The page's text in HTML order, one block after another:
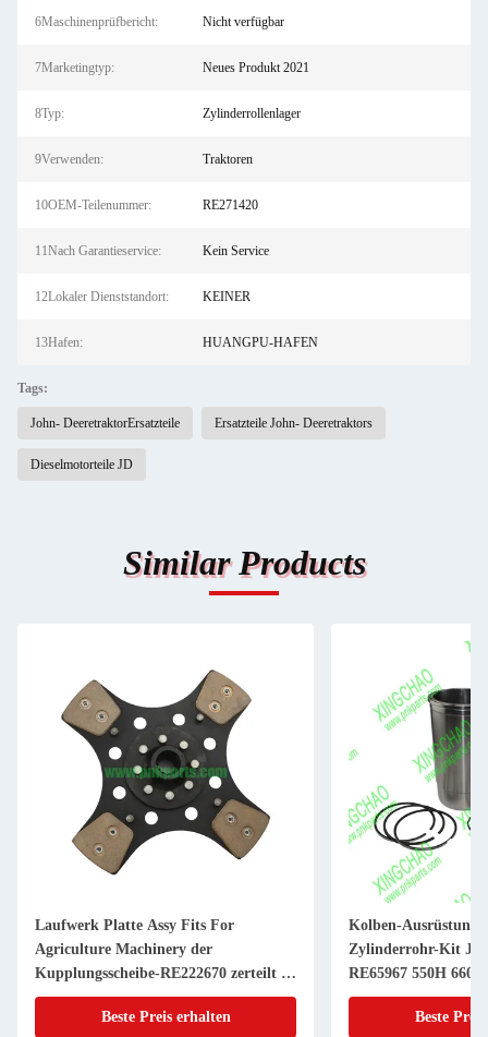
6Maschinenprüfbericht: Nicht verfügbar
7Marketingtyp: Neues Produkt 2021
8Typ: Zylinderrollenlager
9Verwenden: Traktoren
10OEM-Teilenummer: RE271420
11Nach Garantieservice: Kein Service
12Lokaler Dienststandort: KEINER
13Hafen: HUANGPU-HAFEN
Tags:
John- DeeretraktorErsatzteile Ersatzteile John- Deeretraktors
Dieselmotorteile JD
Similar Products
Laufwerk Platte Assy Fits For
Agriculture Machinery der
Kupplungsscheibe-RE222670 zerteilt 11
Zoll 20 KEIL
Beste Preis erhalten
Kolben-Ausrüstung
Zylinderrohr-Kit JDs
RE65967 550H 6603
Powerthch Turbo
Beste